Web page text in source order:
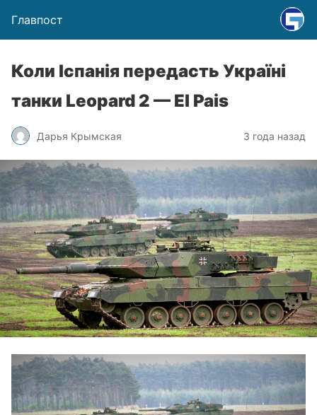
Главпост
Коли Іспанія передасть Україні
танки Leopard 2 — El Pais
Дарья Крымская 3 года назад